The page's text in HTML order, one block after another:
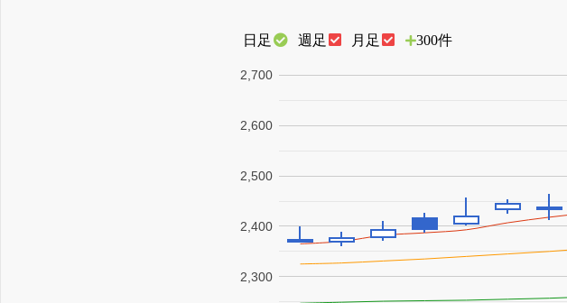
日足 週足 月足 300件
2,300
2,400
2,500
2,600
2,700